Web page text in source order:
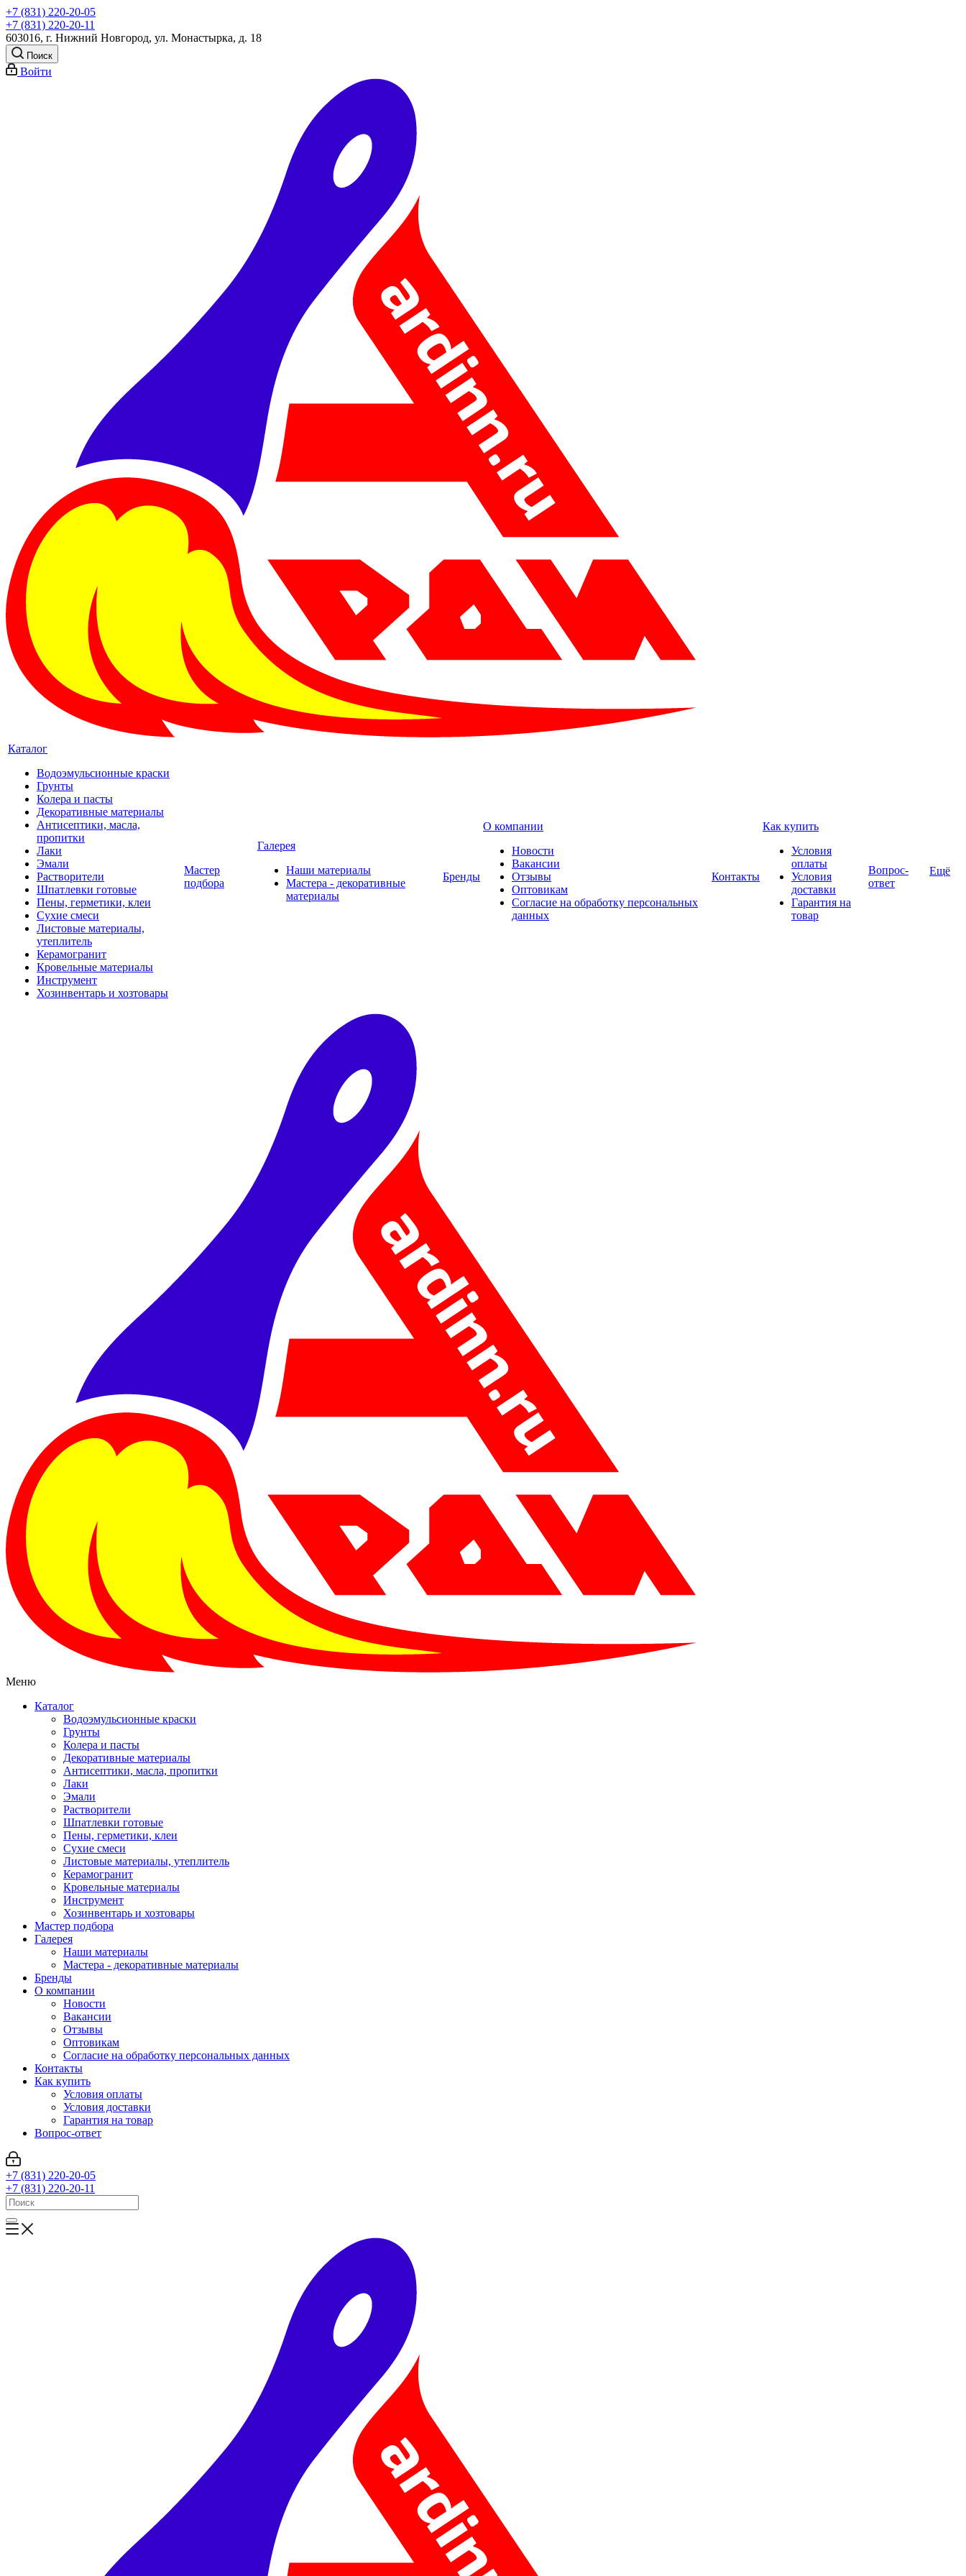
+7 (831) 220-20-05
+7 (831) 220-20-11
603016, г. Нижний Новгород, ул. Монастырка, д. 18
Поиск
Войти
Каталог
Водоэмульсионные краски
Грунты
Колера и пасты
Декоративные материалы
Антисептики, масла,
пропитки
Лаки
Эмали
Растворители
Шпатлевки готовые
Пены, герметики, клеи
Сухие смеси
Листовые материалы,
утеплитель
Керамогранит
Кровельные материалы
Инструмент
Хозинвентарь и хозтовары
Мастер
подбора
Галерея
Наши материалы
Мастера - декоративные
материалы
Бренды
О компании
Новости
Вакансии
Отзывы
Оптовикам
Cогласие на обработку персональных
данных
Контакты
Как купить
Условия
оплаты
Условия
доставки
Гарантия на
товар
Вопрос-
ответ
Ещё
Меню
Каталог
Водоэмульсионные краски
Грунты
Колера и пасты
Декоративные материалы
Антисептики, масла, пропитки
Лаки
Эмали
Растворители
Шпатлевки готовые
Пены, герметики, клеи
Сухие смеси
Листовые материалы, утеплитель
Керамогранит
Кровельные материалы
Инструмент
Хозинвентарь и хозтовары
Мастер подбора
Галерея
Наши материалы
Мастера - декоративные материалы
Бренды
О компании
Новости
Вакансии
Отзывы
Оптовикам
Cогласие на обработку персональных данных
Контакты
Как купить
Условия оплаты
Условия доставки
Гарантия на товар
Вопрос-ответ
+7 (831) 220-20-05
+7 (831) 220-20-11